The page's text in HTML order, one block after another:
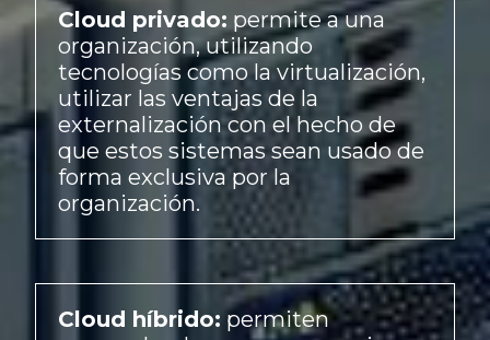
Cloud privado: permite a una
organización, utilizando
tecnologías como la virtualización,
utilizar las ventajas de la
externalización con el hecho de
que estos sistemas sean usado de
forma exclusiva por la
organización.
Cloud híbrido: permiten